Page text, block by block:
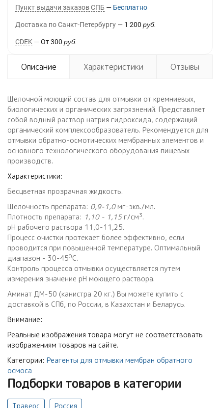
Пункт выдачи заказов СПБ Бесплатно
Доставка по Санкт-Петербургу 1 200 руб.
CDEK От 300 руб.
Описание Характеристики Отзывы
Щелочной моющий состав для отмывки от кремниевых,
биологических и органических загрязнений. Представляет
собой водный раствор натрия гидроксида, содержащий
органический комплексообразователь. Рекомендуется для
отмывки обратно-осмотических мембранных элементов и
основного технологического оборудования пищевых
производств.
Характеристики:
Бесцветная прозрачная жидкость.
Щелочность препарата: 0,9-1,0 мг-экв./мл.
Плотность препарата: 1,10 - 1,15 г/см3.
рН рабочего раствора 11,0-11,25.
Процесс очистки протекает более эффективно, если
проводится при повышенной температуре. Оптимальный
диапазон - 30-450С.
Контроль процесса отмывки осуществляется путем
измерения значение рН моющего раствора.
Аминат ДМ-50 (канистра 20 кг.) Вы можете купить с
доставкой в СПб, по России, в Казахстан и Беларусь.
Внимание:
Реальные изображения товара могут не соответствовать
изображениям товаров на сайте.
Категории: Реагенты для отмывки мембран обратного
осмоса
Подборки товаров в категории
Траверс Россия